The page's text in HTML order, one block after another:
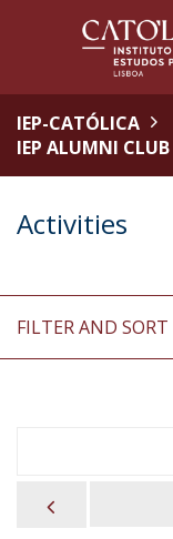
IEP-CATÓLICA
IEP ALUMNI CLUB
Activities
FILTER AND SORT